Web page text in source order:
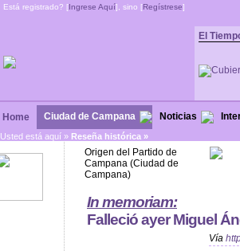
Está registrado? [Ingrese Aquí], sino [Regístrese]
El
Home Ciudad de Campana Noticias
Usted está aquí » Reseña histórica »
Origen del Partido de
Campana (Ciudad de
Campana)
In memoriam:
Falleció ayer Miguel
Vía